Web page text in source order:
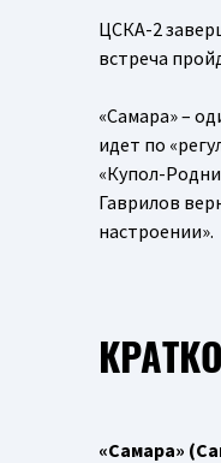
ЦСКА-2
встреча
«Самара» –
идет по
«Купол-
Гаврилов
настроении».
«Самара»